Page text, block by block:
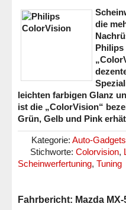
die
Philips
leichten farbigen Glanz
ist die „ColorVision“
Grün, Gelb und Pink
Kategorie: Auto-Gadgets
Stichworte: Colorvision,
Scheinwerfertuning, Tuning
Fahrbericht: Mazda